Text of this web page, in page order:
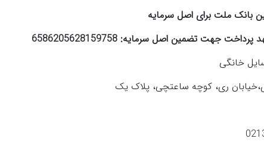
بانک ملت برای اصل سرمایه
جهت تضمین اصل سرمایه: 6586205628159758
خانگی
ری، کوچه ساعتچی، پلاک یک